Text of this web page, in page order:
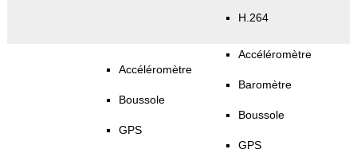
H.264
Accéléromètre
Boussole
GPS
Accéléromètre
Baromètre
Boussole
GPS